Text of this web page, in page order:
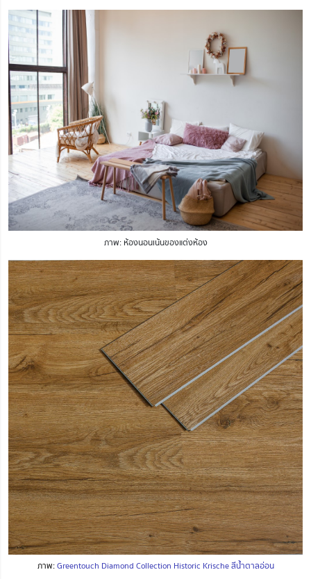
ภาพ: ห้องนอนเน้นของแต่งห้อง
ภาพ:Greentouch Diamond Collection Historic Krische สีน้ำตาลอ่อน